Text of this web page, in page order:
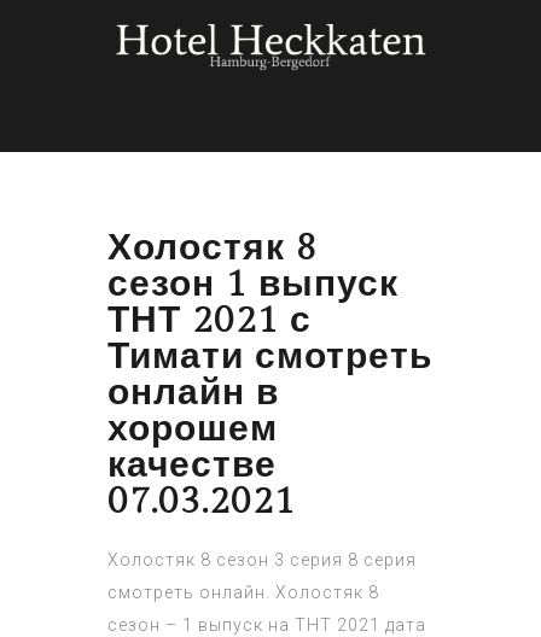
Холостяк 8
сезон 1 выпуск
ТНТ 2021 с
Тимати смотреть
онлайн в
хорошем
качестве
07.03.2021
Холостяк 8 сезон 3 серия 8 серия
смотреть онлайн. Холостяк 8
сезон – 1 выпуск на ТНТ 2021 дата